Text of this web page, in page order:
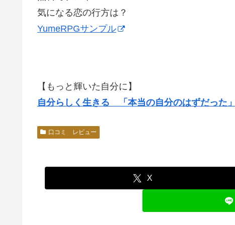
気になる恋の行方は？
YumeRPGサンプル
【もっと輝いた自分に】
自分らしく生きる 「本当の自分のはずだった」
口コミ レビュー
X